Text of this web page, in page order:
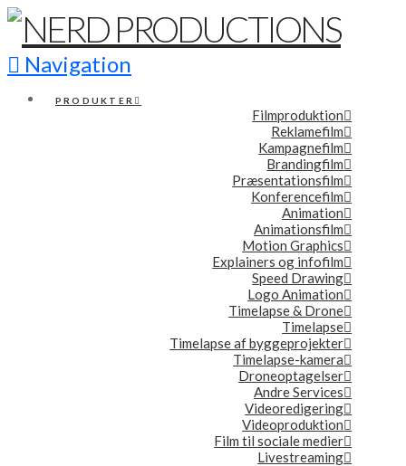
Navigation
PRODUKTER
Filmproduktion
Reklamefilm
Kampagnefilm
Brandingfilm
Præsentationsfilm
Konferencefilm
Animation
Animationsfilm
Motion Graphics
Explainers og infofilm
Speed Drawing
Logo Animation
Timelapse & Drone
Timelapse
Timelapse af byggeprojekter
Timelapse-kamera
Droneoptagelser
Andre Services
Videoredigering
Videoproduktion
Film til sociale medier
Livestreaming